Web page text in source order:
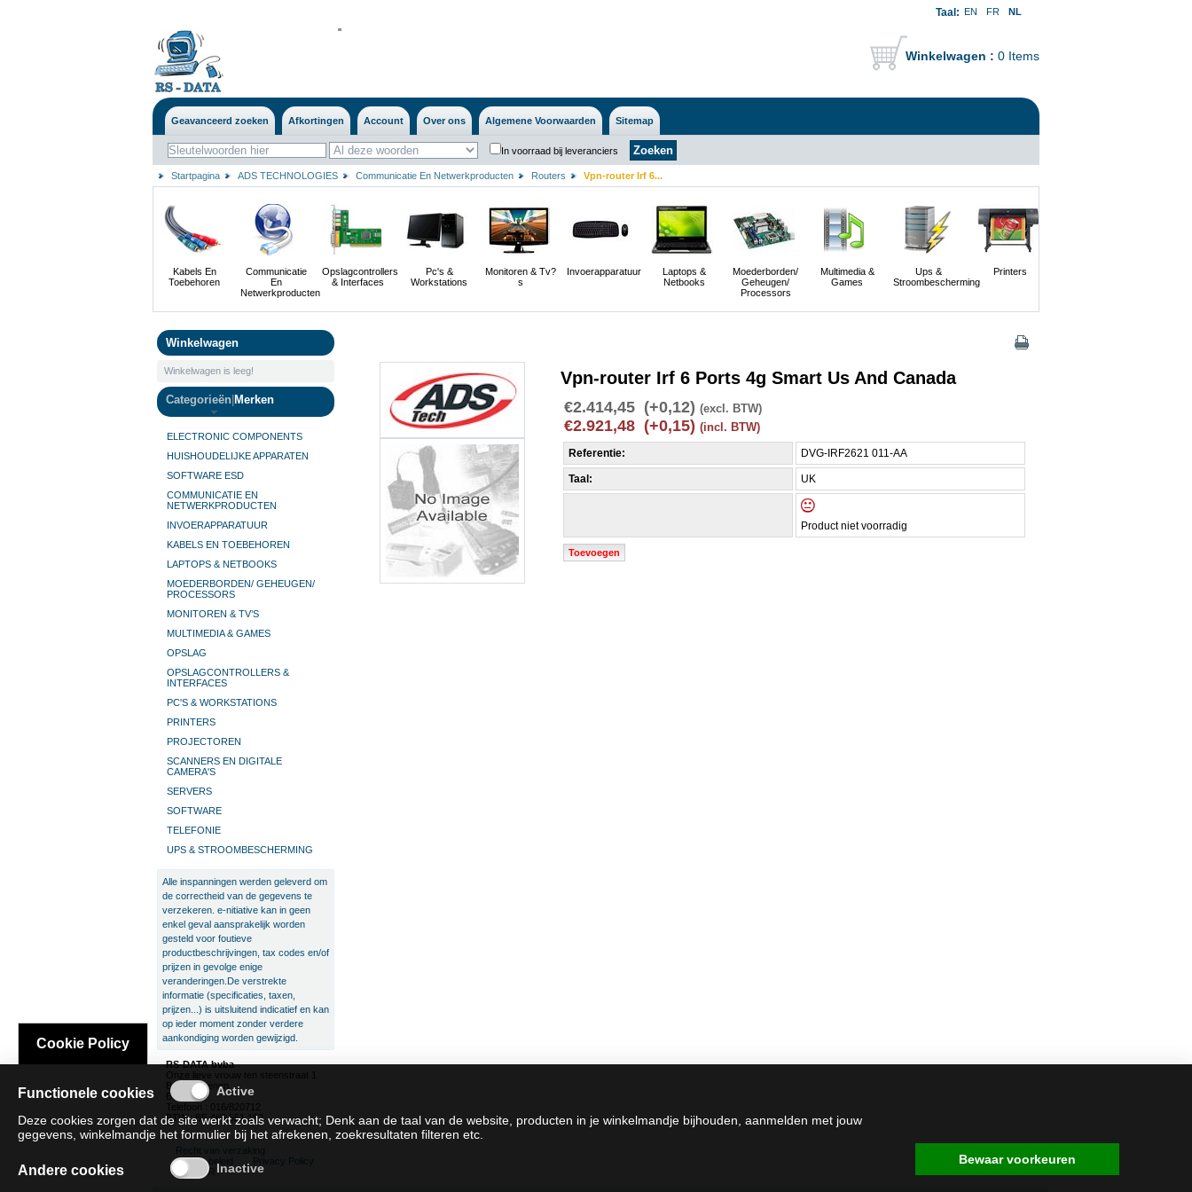
Taal: EN FR
NL
''
Winkelwagen : 0 Items
Geavanceerd zoeken Afkortingen Account Over ons Algemene Voorwaarden Sitemap
In voorraad bij leveranciers
Startpagina ADS TECHNOLOGIES Communicatie En Netwerkproducten Routers Vpn-router Irf 6...
Kabels En
Toebehoren
Communicatie
En
Netwerkproducten
Opslagcontrollers
& Interfaces
Pc's &
Workstations
Monitoren & Tv?
s
Invoerapparatuur
Laptops &
Netbooks
Moederborden/
Geheugen/
Processors
Multimedia &
Games
Ups &
Stroombescherming
Printers
Winkelwagen
Winkelwagen is leeg!
Categorieën Merken
ELECTRONIC COMPONENTS
HUISHOUDELIJKE APPARATEN
SOFTWARE ESD
COMMUNICATIE EN
NETWERKPRODUCTEN
INVOERAPPARATUUR
KABELS EN TOEBEHOREN
LAPTOPS & NETBOOKS
MOEDERBORDEN/ GEHEUGEN/
PROCESSORS
MONITOREN & TV’S
MULTIMEDIA & GAMES
OPSLAG
OPSLAGCONTROLLERS &
INTERFACES
PC'S & WORKSTATIONS
PRINTERS
PROJECTOREN
SCANNERS EN DIGITALE
CAMERA'S
SERVERS
SOFTWARE
TELEFONIE
UPS & STROOMBESCHERMING
Alle inspanningen werden geleverd om
de correctheid van de gegevens te
verzekeren. e-nitiative kan in geen
enkel geval aansprakelijk worden
gesteld voor foutieve
productbeschrijvingen, tax codes en/of
prijzen in gevolge enige
veranderingen.De verstrekte
informatie (specificaties, taxen,
prijzen...) is uitsluitend indicatief en kan
op ieder moment zonder verdere
aankondiging worden gewijzigd.
RS-DATA bvba
Onze lieve vrouw ten steenstraat 1
B-3300 Tienen
België
Telefoon : 016/820712
BTW : BE 466.551.192
Recht van verzaking
Cookie beleid
Privacy Policy
SAT/SAR
Vpn-router Irf 6 Ports 4g Smart Us And Canada
€2.414,45 (+0,12) (excl. BTW)
€2.921,48 (+0,15) (incl. BTW)
Referentie: DVG-IRF2621 011-AA
Taal: UK
Product niet voorradig
Toevoegen
Cookie Policy
Functionele cookies
Deze cookies zorgen dat de site werkt zoals verwacht; Denk aan de taal van de website, producten in je winkelmandje bijhouden, aanmelden met jouw
gegevens, winkelmandje het formulier bij het afrekenen, zoekresultaten filteren etc.
Andere cookies
Bewaar voorkeuren